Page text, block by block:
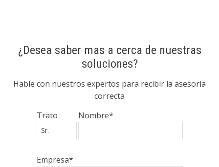
¿Desea saber mas a cerca de nuestras
soluciones?
Hable con nuestros expertos para recibir la asesoría
correcta
Trato
Nombre*
Empresa*